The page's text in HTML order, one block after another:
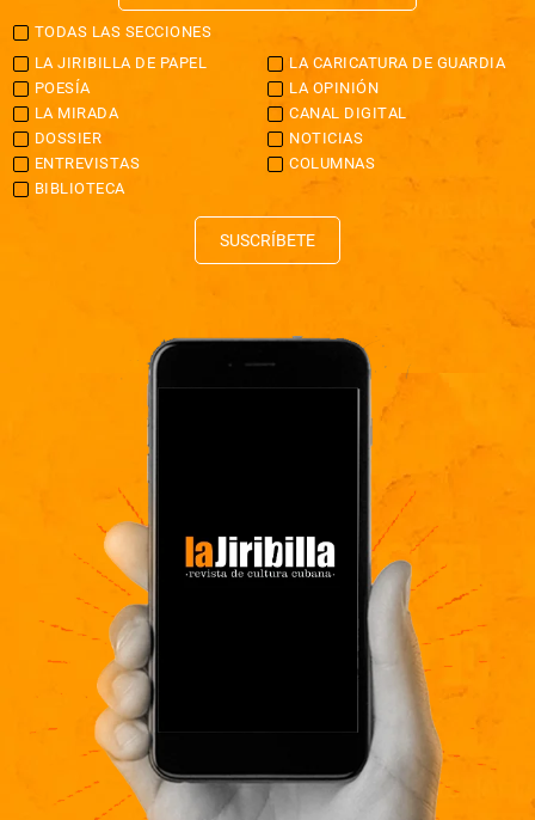
TODAS LAS SECCIONES
LA JIRIBILLA DE PAPEL
LA CARICATURA DE GUARDIA
POESÍA
LA OPINIÓN
LA MIRADA
CANAL DIGITAL
DOSSIER
NOTICIAS
ENTREVISTAS
COLUMNAS
BIBLIOTECA
SUSCRÍBETE